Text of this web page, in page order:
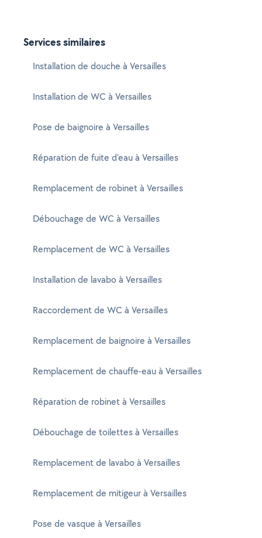
Services similaires
Installation de douche à Versailles
Installation de WC à Versailles
Pose de baignoire à Versailles
Réparation de fuite d'eau à Versailles
Remplacement de robinet à Versailles
Débouchage de WC à Versailles
Remplacement de WC à Versailles
Installation de lavabo à Versailles
Raccordement de WC à Versailles
Remplacement de baignoire à Versailles
Remplacement de chauffe-eau à Versailles
Réparation de robinet à Versailles
Débouchage de toilettes à Versailles
Remplacement de lavabo à Versailles
Remplacement de mitigeur à Versailles
Pose de vasque à Versailles